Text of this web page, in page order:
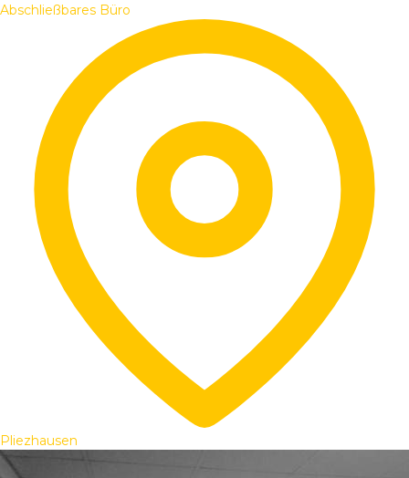
Abschließbares Büro
Pliezhausen